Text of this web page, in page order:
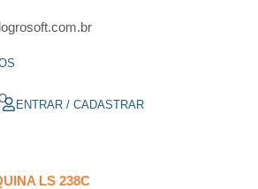
ENTRAR / CADASTRAR
LS 238C